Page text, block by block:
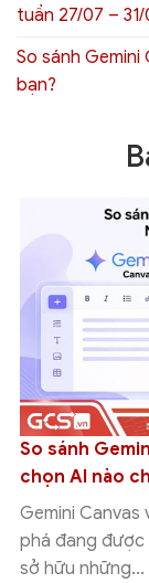
tuần 27/07 –
So sánh
bạn?
So sánh
chọn AI nào
Gemini
phá đang được
sở hữu những...